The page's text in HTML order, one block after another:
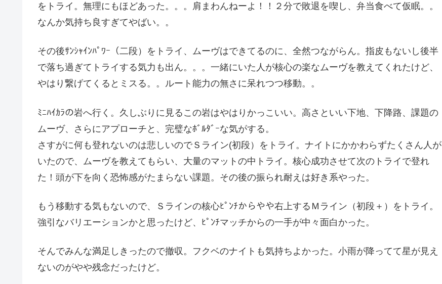
をトライ。無理にもほどあった。。。肩まわんねーよ！！２分で敗退を喫し、弁当食べて仮眠。。
なんか気持ち良すぎてやばい。。
その後ｻﾝｼｬｲﾝﾊﾟﾜｰ（二段）をトライ、ムーヴはできてるのに、全然つながらん。指皮もないし後半
で落ち過ぎてトライする気力も出ん。。。一緒にいた人が核心の楽なムーヴを教えてくれたけど、
やはり繋げてくるとミスる。。ルート能力の無さに呆れつつ移動。。
ﾐﾆﾊｲｶﾗの岩へ行く。久しぶりに見るこの岩はやはりかっこいい。高さといい下地、下降路、課題の
ムーヴ、さらにアプローチと、完璧なﾎﾞﾙﾀﾞｰな気がする。
さすがに何も登れないのは悲しいのでＳライン(初段）をトライ。ナイトにかかわらずたくさん人が
いたので、ムーヴを教えてもらい、大量のマットの中トライ。核心成功させて次のトライで登れ
た！頭が下を向く恐怖感がたまらない課題。その後の振られ耐えは好き系やった。
もう移動する気もないので、Ｓラインの核心ﾋﾟﾝﾁからやや右上するＭライン（初段＋）をトライ。
強引なバリエーションかと思ったけど、ﾋﾟﾝﾁマッチからの一手が中々面白かった。
そんでみんな満足しきったので撤収。フクベのナイトも気持ちよかった。小雨が降ってて星が見え
ないのがやや残念だったけど。